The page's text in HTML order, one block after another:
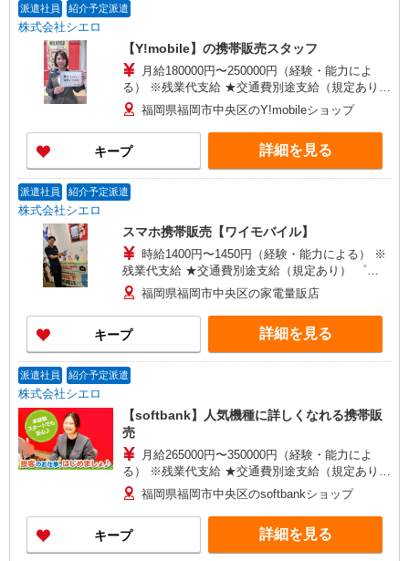
派遣社員 紹介予定派遣
株式会社シエロ
【Y!mobile】の携帯販売スタッフ
月給180000円〜250000円（経験・能力によ
る） ※残業代支給 ★交通費別途支給（規定あり）
゜+゜・。○。・゜+゜・。○。・゜+゜ 入社祝い金
10万円支給(規定有) お友達を紹介頂くと, インセン
ティブ支給(規定有) ゜・。○。・゜+゜・。
○。・゜+゜
福岡県福岡市中央区のY!mobileショップ
キープ 詳細を見る
派遣社員 紹介予定派遣
株式会社シエロ
スマホ携帯販売【ワイモバイル】
時給1400円〜1450円（経験・能力による） ※
残業代支給 ★交通費別途支給（規定あり） ゜
+゜・。○。・゜+゜・。○。・゜+゜ 入社祝い金10
万円支給(規定有) お友達を紹介頂くと, インセンテ
ィブ支給(規定有) ★月2回払い・週払い可能（規程
有）★ ゜・。○。・゜+゜・。○。・゜+゜
福岡県福岡市中央区の家電量販店
キープ 詳細を見る
派遣社員 紹介予定派遣
株式会社シエロ
【softbank】人気機種に詳しくなれる携帯販
売
月給265000円〜350000円（経験・能力によ
る） ※残業代支給 ★交通費別途支給（規定あり）
゜+゜・。○。・゜+゜・。○。・゜+゜ 入社祝い金
10万円支給(規定有) お友達を紹介頂くと, インセン
ティブ支給(規定有) ゜・。○。・゜+゜・。
○。・゜+゜
福岡県福岡市中央区のsoftbankショップ
キープ 詳細を見る